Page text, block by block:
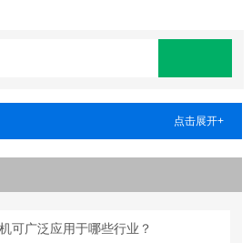
点击展开+
可广泛应用于哪些行业？